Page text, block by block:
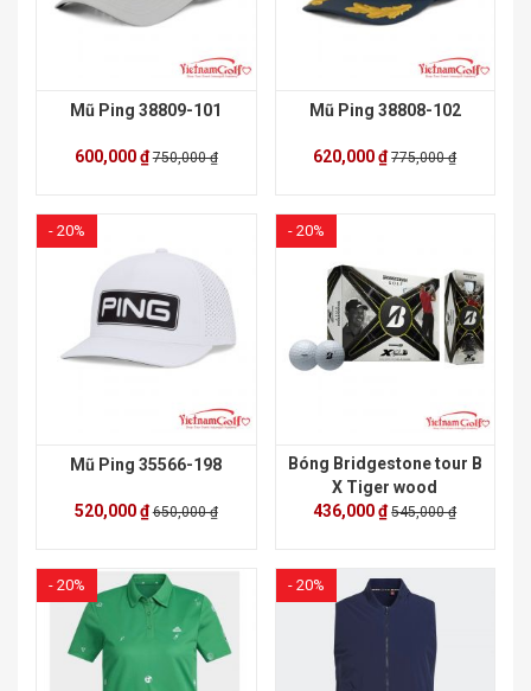
Mũ Ping 38809-101
600,000 ₫750,000 ₫
Mũ Ping 38808-102
620,000 ₫775,000 ₫
- 20%
Mũ Ping 35566-198
520,000 ₫650,000 ₫
- 20%
Bóng Bridgestone tour B
X Tiger wood
436,000 ₫545,000 ₫
- 20% - 20%